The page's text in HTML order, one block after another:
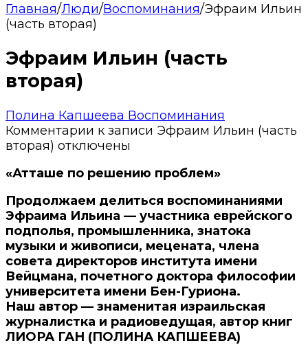
Главная/Люди/Воспоминания/Эфраим Ильин
(часть вторая)
Эфраим Ильин (часть
вторая)
Полина Капшеева Воспоминания
Комментарии к записи Эфраим Ильин (часть
вторая) отключены
«Атташе по решению проблем»
Продолжаем делиться воспоминаниями
Эфраима Ильина — участника еврейского
подполья, промышленника, знатока
музыки и живописи, мецената, члена
совета директоров института имени
Вейцмана, почетного доктора философии
университета имени Бен-Гуриона.
Наш автор — знаменитая израильская
журналистка и радиоведущая, автор книг
ЛИОРА ГАН (ПОЛИНА КАПШЕЕВА)